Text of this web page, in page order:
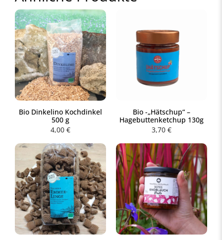
Bio Dinkelino Kochdinkel
500 g
4,00 €
Bio -„Hätschup“ –
Hagebuttenketchup 130g
3,70 €